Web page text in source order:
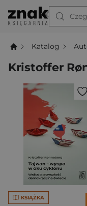
Katalog
Kristoffer
KSIĄŻKA